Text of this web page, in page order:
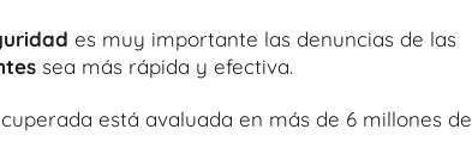
es muy importante las denuncias de las
sea más rápida y efectiva.
está avaluada en más de 6 millones de